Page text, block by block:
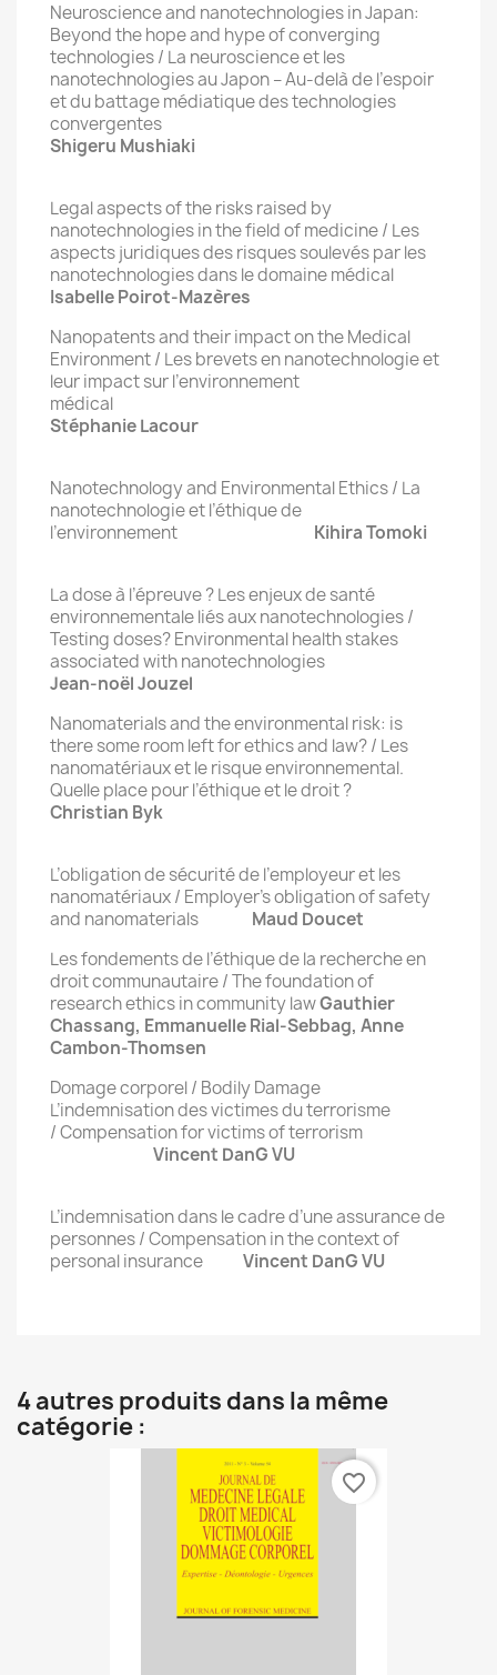
Neuroscience and nanotechnologies in Japan:
Beyond the hope and hype of converging
technologies / La neuroscience et les
nanotechnologies au Japon – Au-delà de l’espoir
et du battage médiatique des technologies
convergentes
Shigeru Mushiaki
Legal aspects of the risks raised by
nanotechnologies in the field of medicine / Les
aspects juridiques des risques soulevés par les
nanotechnologies dans le domaine médical
Isabelle Poirot-Mazères
Nanopatents and their impact on the Medical
Environment / Les brevets en nanotechnologie et
leur impact sur l’environnement
Stéphanie Lacour
Nanotechnology and Environmental Ethics / La
nanotechnologie et l’éthique de
l’environnement Kihira Tomoki
La dose à l’épreuve ? Les enjeux de santé
environnementale liés aux nanotechnologies /
Testing doses? Environmental health stakes
associated with nanotechnologies
Jean-noël Jouzel
Nanomaterials and the environmental risk: is
there some room left for ethics and law? / Les
nanomatériaux et le risque environnemental.
Quelle place pour l’éthique et le droit ?
Christian Byk
L’obligation de sécurité de l’employeur et les
nanomatériaux / Employer’s obligation of safety
and nanomaterials Maud Doucet
Les fondements de l’éthique de la recherche en
droit communautaire / The foundation of
research ethics in community lawGauthier
Chassang, Emmanuelle Rial-Sebbag, Anne
Cambon-Thomsen
Domage corporel / Bodily Damage
L’indemnisation des victimes du terrorisme
/ Compensation for victims of terrorism
Vincent DanG VU
L’indemnisation dans le cadre d’une assurance de
personnes / Compensation in the context of
personal insurance Vincent DanG VU
4 autres produits dans la même
catégorie :
favorite_border